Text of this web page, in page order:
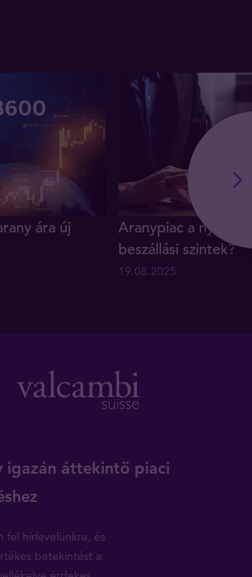
ára új
Aranypiac a nyár
beszállási szintek?
19.08.2025
igazán áttekintő piaci
fel hírlevelünkre, és
betekintést a